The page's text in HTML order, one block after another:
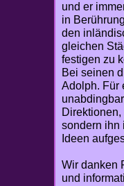
und er
in
den
gleichen
festigen zu
Bei seinen
Adolph. Für
sondern ihn
Ideen
Wir danken
und